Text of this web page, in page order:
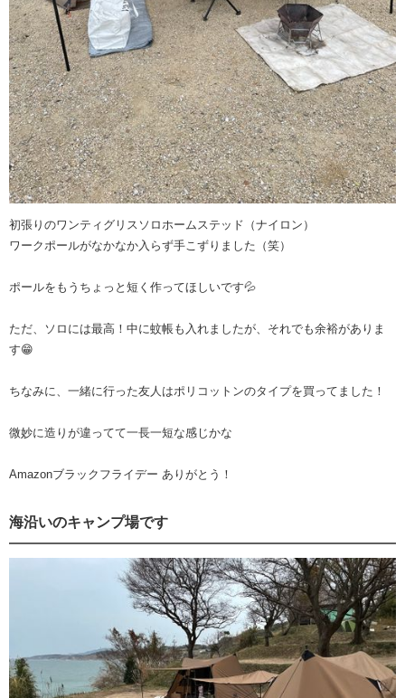
初張りのワンティグリスソロホームステッド（ナイロン）
ワークポールがなかなか入らず手こずりました（笑）
ポールをもうちょっと短く作ってほしいです💦
ただ、ソロには最高！中に蚊帳も入れましたが、それでも余裕がありま
す😁
ちなみに、一緒に行った友人はポリコットンのタイプを買ってました！
微妙に造りが違ってて一長一短な感じかな
Amazonブラックフライデー ありがとう！
海沿いのキャンプ場です